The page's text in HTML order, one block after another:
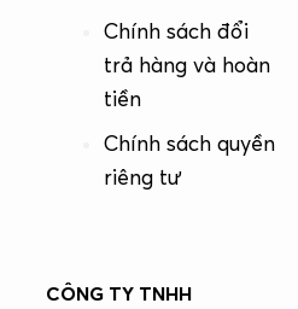
Chính sách đổi
trả hàng và hoàn
tiền
Chính sách quyền
riêng tư
CÔNG TY TNHH